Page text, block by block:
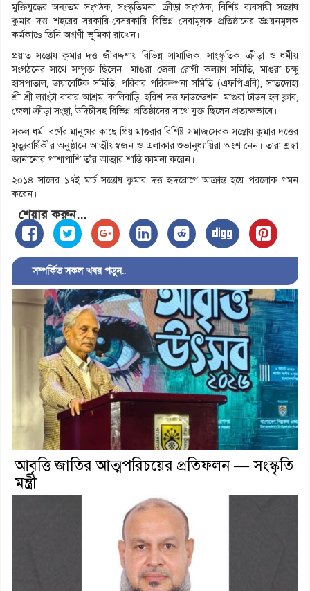
মুক্তিযুদ্ধের অন্যতম সংগঠক, সংস্কৃতিমনা, ক্রীড়া সংগঠক, বিশিষ্ট ব্যবসায়ী সন্তোষ
কুমার দত্ত শহরের সরকারি-বেসরকারি বিভিন্ন সেবামূলক প্রতিষ্ঠানের উন্নয়নমূলক
কর্মকাণ্ডে তিনি অগ্রণী ‍ভূমিকা রাখেন।
প্রয়াত সন্তোষ কুমার দত্ত জীবদ্দশায় বিভিন্ন সামাজিক, সাংস্কৃতিক, ক্রীড়া ও ধর্মীয়
সংগঠনের সাথে সম্পৃক্ত ছিলেন। মাগুরা জেলা রোগী কল্যাণ সমিতি, মাগুরা চক্ষু
হাসপাতাল, ডায়াবেটিক সমিতি, পরিবার পরিকল্পনা সমিতি (এফপিএবি), সাতদোহা
শ্রী শ্রী ল্যাংটা বাবার আশ্রম, কালিবাড়ি, হরিশ দত্ত ফাউন্ডেশন, মাগুরা টাউন হল ক্লাব,
জেলা ক্রীড়া সংস্থা, উদিচীসহ বিভিন্ন প্রতিষ্ঠানের সাথে যুক্ত ছিলেন প্রত্যক্ষভাবে।
সকল ধর্ম বর্ণের মানুষের কাছে প্রিয় মাগুরার বিশিষ্ট সমাজসেবক সন্তোষ কুমার দত্তের
মৃত্যুবার্ষিকীর অনুষ্ঠানে আত্মীয়স্বজন ও এলাকার শুভানুধ্যায়িরা অংশ নেন। তারা শ্রদ্ধা
জানানোর পাশাপাশি তাঁর আত্মার শান্তি কামনা করেন।
২০১৪ সালের ১৭ই মার্চ সন্তোষ কুমার দত্ত হৃদরোগে আক্রান্ত হয়ে পরলোক গমন
করেন।
শেয়ার করুন...
সম্পর্কিত সকল খবর পড়ুন..
আবৃত্তি জাতির আত্মপরিচয়ের প্রতিফলন — সংস্কৃতি
মন্ত্রী